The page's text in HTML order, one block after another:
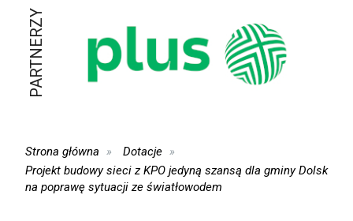
PARTNERZY
Strona główna
Dotacje
Projekt budowy sieci z KPO jedyną szansą dla gminy Dolsk
na poprawę sytuacji ze światłowodem